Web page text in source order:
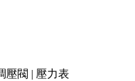
壓閥 | 壓力表